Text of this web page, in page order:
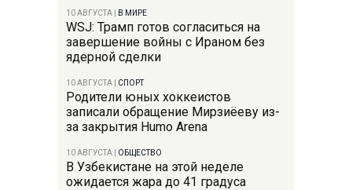
10 АВГУСТА В МИРЕ
WSJ: Трамп готов согласиться на
завершение войны с Ираном без
ядерной сделки
10 АВГУСТА СПОРТ
Родители юных хоккеистов
записали обращение Мирзиёеву из-
за закрытия Humo Arena
10 АВГУСТА ОБЩЕСТВО
В Узбекистане на этой неделе
ожидается жара до 41 градуса